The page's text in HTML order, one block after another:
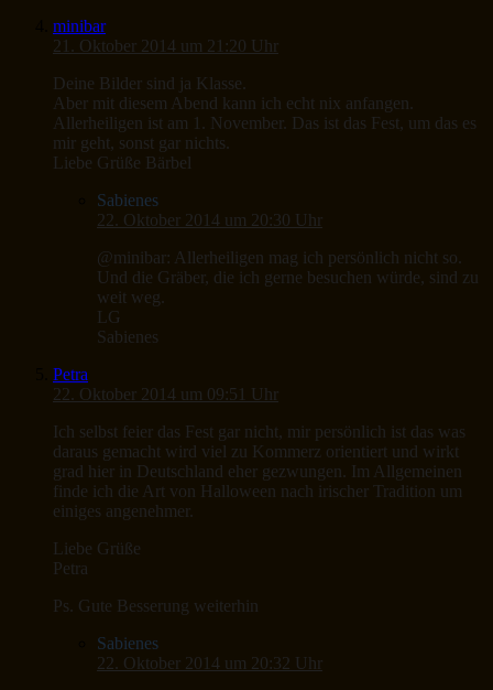
minibar
21. Oktober 2014 um 21:20 Uhr
Deine Bilder sind ja Klasse.
Aber mit diesem Abend kann ich echt nix anfangen.
Allerheiligen ist am 1. November. Das ist das Fest, um das es
mir geht, sonst gar nichts.
Liebe Grüße Bärbel
Sabienes
22. Oktober 2014 um 20:30 Uhr
@minibar: Allerheiligen mag ich persönlich nicht so.
Und die Gräber, die ich gerne besuchen würde, sind zu
weit weg.
LG
Sabienes
Petra
22. Oktober 2014 um 09:51 Uhr
Ich selbst feier das Fest gar nicht, mir persönlich ist das was
daraus gemacht wird viel zu Kommerz orientiert und wirkt
grad hier in Deutschland eher gezwungen. Im Allgemeinen
finde ich die Art von Halloween nach irischer Tradition um
einiges angenehmer.
Liebe Grüße
Petra
Ps. Gute Besserung weiterhin
Sabienes
22. Oktober 2014 um 20:32 Uhr